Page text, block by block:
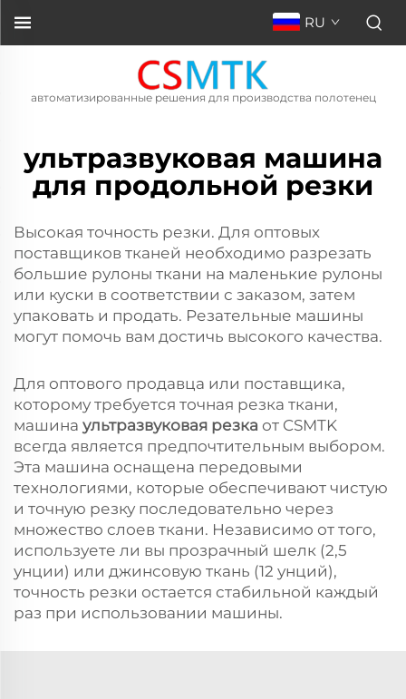
RU
автоматизированные решения для производства полотенец
ультразвуковая машина
для продольной резки
Высокая точность резки. Для оптовых
поставщиков тканей необходимо разрезать
большие рулоны ткани на маленькие рулоны
или куски в соответствии с заказом, затем
упаковать и продать. Резательные машины
могут помочь вам достичь высокого качества.
Для оптового продавца или поставщика,
которому требуется точная резка ткани,
машина ультразвуковая резка от CSMTK
всегда является предпочтительным выбором.
Эта машина оснащена передовыми
технологиями, которые обеспечивают чистую
и точную резку последовательно через
множество слоев ткани. Независимо от того,
используете ли вы прозрачный шелк (2,5
унции) или джинсовую ткань (12 унций),
точность резки остается стабильной каждый
раз при использовании машины.